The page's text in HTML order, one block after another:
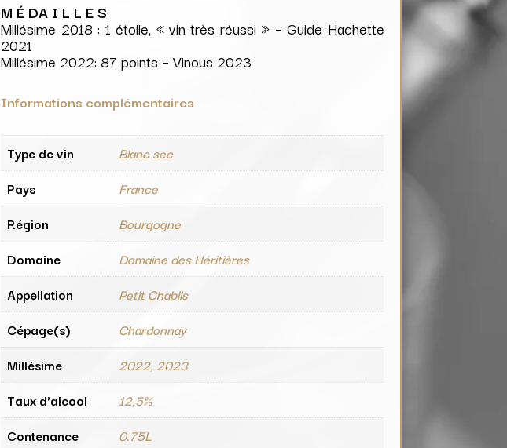
M É DA I L L E S
Millésime 2018 : 1 étoile, « vin très réussi » – Guide Hachette
2021
Millésime 2022: 87 points – Vinous 2023
Informations complémentaires
Type de vin
Blanc sec
Pays
France
Région
Bourgogne
Domaine
Domaine des Héritières
Appellation
Petit Chablis
Cépage(s)
Chardonnay
Millésime
2022, 2023
Taux d'alcool
12,5%
Contenance
0.75L